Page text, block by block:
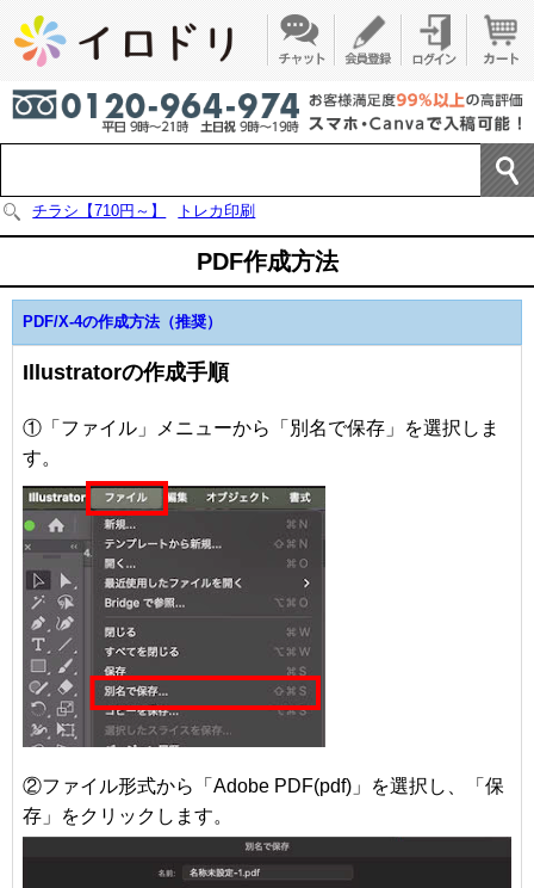
チラシ【710円～】 トレカ印刷
PDF作成方法
PDF/X-4の作成方法（推奨）
Illustratorの作成手順
①「ファイル」メニューから「別名で保存」を選択しま
す。
②ファイル形式から「Adobe PDF(pdf)」を選択し、「保
存」をクリックします。